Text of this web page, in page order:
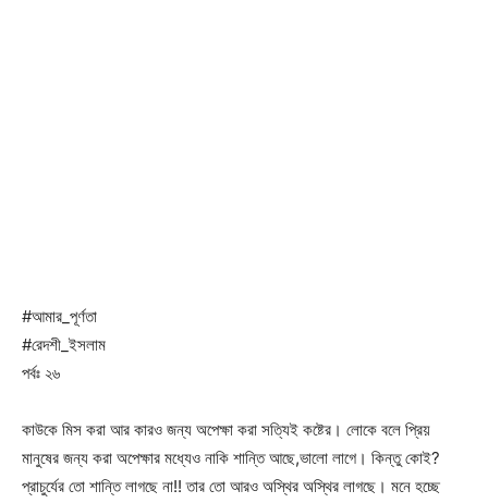
#আমার_পূর্ণতা
#রেদশী_ইসলাম
পর্বঃ ২৬
কাউকে মিস করা আর কারও জন্য অপেক্ষা করা সত্যিই কষ্টের। লোকে বলে প্রিয়
মানুষের জন্য করা অপেক্ষার মধ্যেও নাকি শান্তি আছে,ভালো লাগে। কিন্তু কোই?
প্রাচুর্যের তো শান্তি লাগছে না!! তার তো আরও অস্থির অস্থির লাগছে। মনে হচ্ছে